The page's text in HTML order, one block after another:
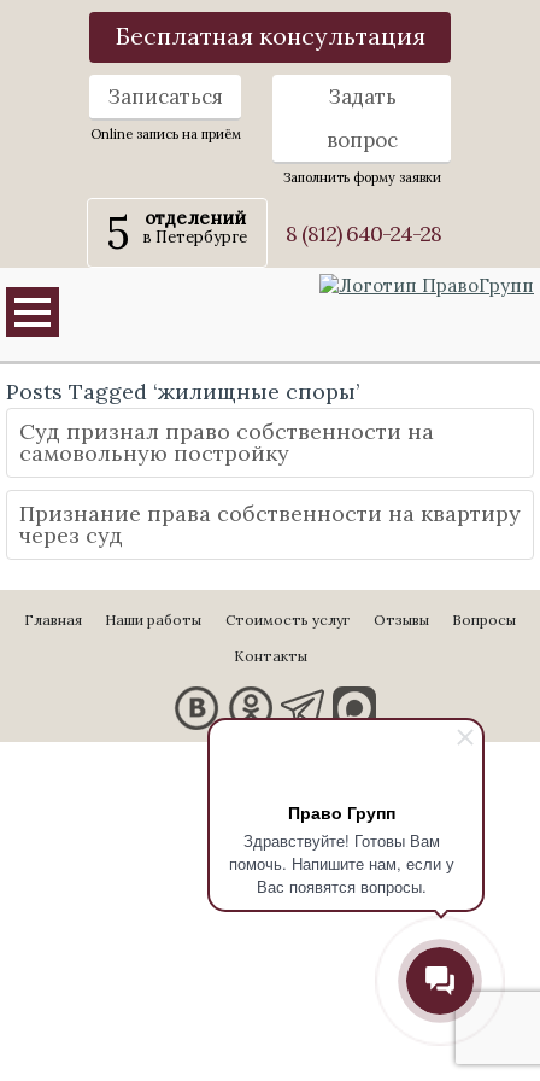
Право Групп
Здравствуйте! Готовы Вам
помочь. Напишите нам, если у
Вас появятся вопросы.
Бесплатная консультация
Записаться
Online запись на приём
Задать
вопрос
Заполнить форму заявки
5 отделений
в Петербурге 8 (812) 640-24-28
Posts Tagged ‘жилищные споры’
Суд признал право собственности на
самовольную постройку
Признание права собственности на квартиру
через суд
Главная Наши работы Стоимость услуг Отзывы
Вопросы
Контакты